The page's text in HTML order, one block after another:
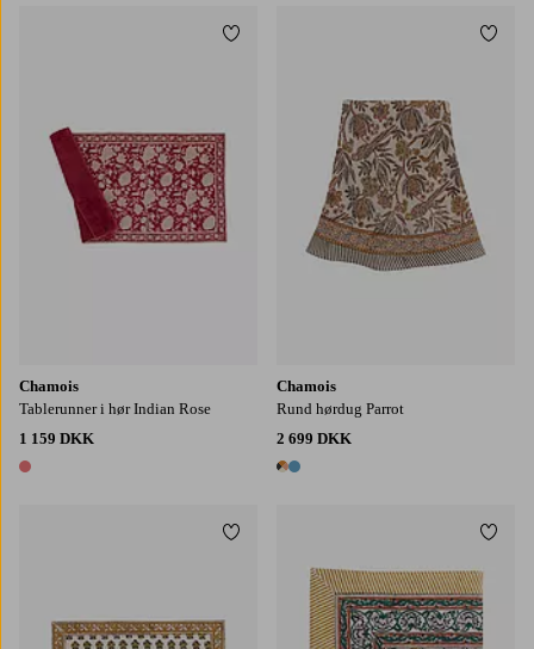
Chamois
Tablerunner i hør Indian Rose
1 159 DKK
1 farve
Tilføj til favoritter
Chamois
Rund hørdug Parrot
2 699 DKK
2 farver
Tilføj til favoritter
150X230150X350170X270